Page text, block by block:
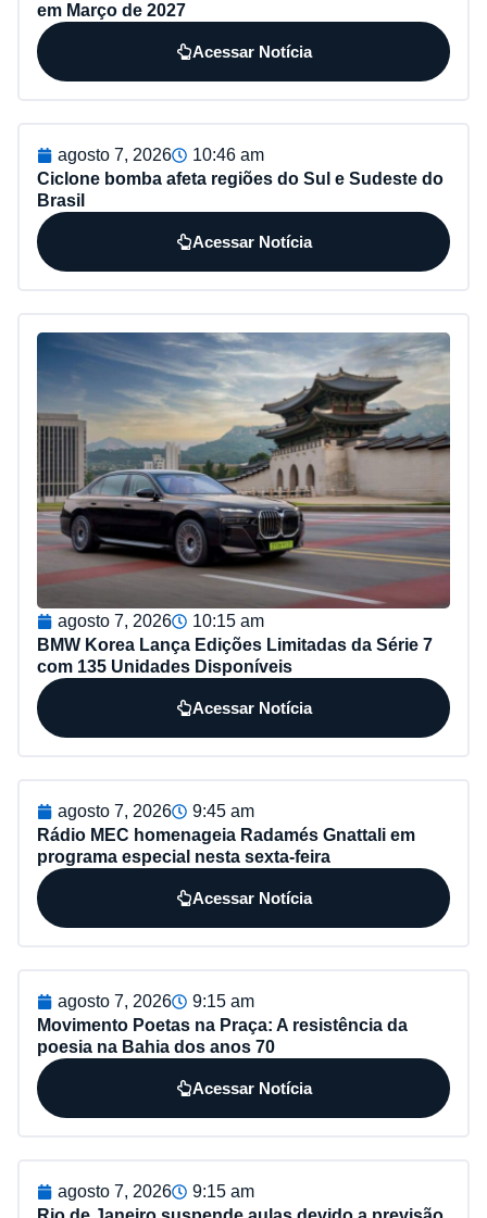
em Março de 2027
Acessar Notícia
agosto 7, 2026
10:46 am
Ciclone bomba afeta regiões do Sul e Sudeste do
Brasil
Acessar Notícia
agosto 7, 2026
10:15 am
BMW Korea Lança Edições Limitadas da Série 7
com 135 Unidades Disponíveis
Acessar Notícia
agosto 7, 2026
9:45 am
Rádio MEC homenageia Radamés Gnattali em
programa especial nesta sexta-feira
Acessar Notícia
agosto 7, 2026
9:15 am
Movimento Poetas na Praça: A resistência da
poesia na Bahia dos anos 70
Acessar Notícia
agosto 7, 2026
9:15 am